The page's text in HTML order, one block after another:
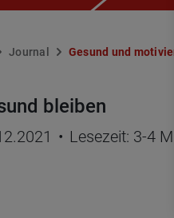
Jour­nal Ge­sund und
bleiben
• Lesezeit: 3-4